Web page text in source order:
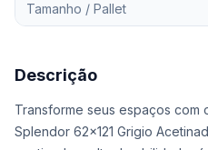
Tamanho / Pallet
Descrição
Transforme seus espaços com
Splendor 62x121 Grigio